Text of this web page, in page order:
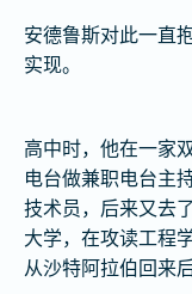
安德鲁斯对此一直
实现。
高中时，他在一家
电台做兼职电台主
技术员，后来又去
大学，在攻读工程
从沙特阿拉伯回来